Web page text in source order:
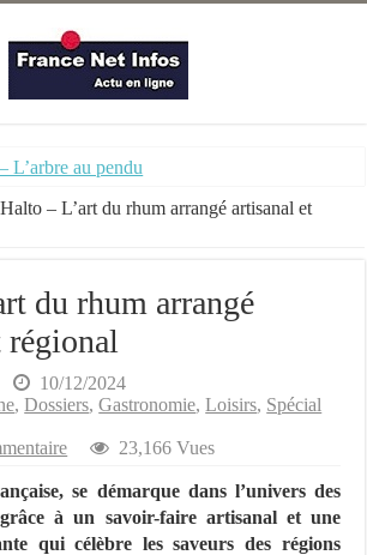
L’arbre au pendu
Halto – L’art du rhum arrangé artisanal et
du rhum arrangé
régional
10/12/2024
,Dossiers,Gastronomie,Loisirs, Spécial
23,166 Vues
se démarque dans l’univers des
à un savoir-faire artisanal et une
qui célèbre les saveurs des régions